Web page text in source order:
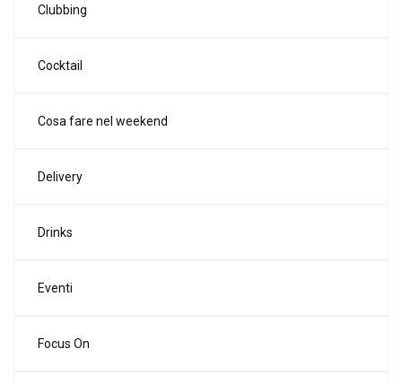
Clubbing
Cocktail
Cosa fare nel weekend
Delivery
Drinks
Eventi
Focus On